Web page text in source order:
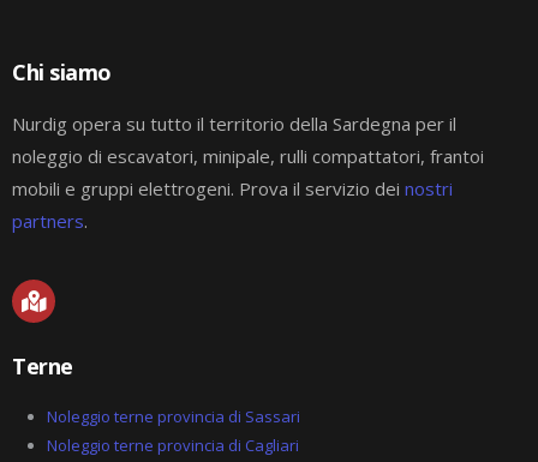
Chi siamo
Nurdig opera su tutto il territorio della Sardegna per il
noleggio di escavatori, minipale, rulli compattatori, frantoi
mobili e gruppi elettrogeni. Prova il servizio dei nostri
partners.
M
a
p
m
r
k
Terne
Noleggio terne provincia di Sassari
Noleggio terne provincia di Cagliari